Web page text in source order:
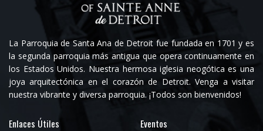
La Parroquia de Santa Ana de Detroit fue fundada en 1701 y es
la segunda parroquia más antigua que opera continuamente en
los Estados Unidos. Nuestra hermosa iglesia neogótica es una
joya arquitectónica en el corazón de Detroit. Venga a visitar
nuestra vibrante y diversa parroquia. ¡Todos son bienvenidos!
Enlaces Útiles Eventos